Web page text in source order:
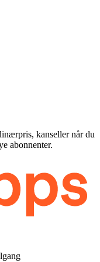
kanseller når du
abonnenter.